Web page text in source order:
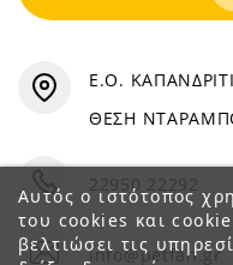
Αυτός ο ιστότοπος
του cookies και
βελτιώσει τις
Ε.Ο.
ΘΕΣΗ
22950 22292
info@petfan.gr